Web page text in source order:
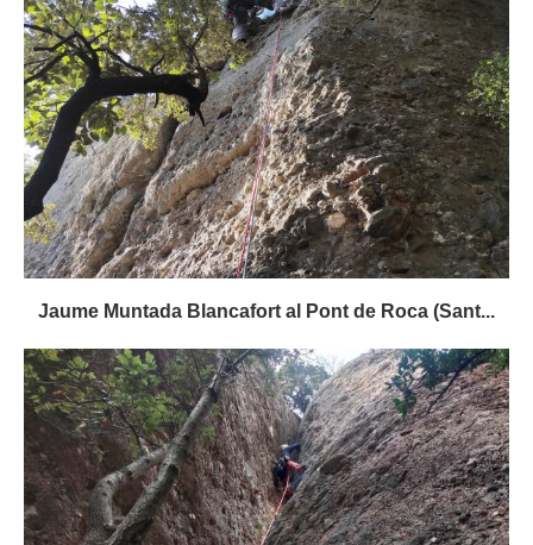
Jaume Muntada Blancafort al Pont de Roca (Sant...